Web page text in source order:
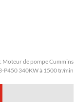
Moteur de pompe Cummins
P450 340KW à 1500 tr/min